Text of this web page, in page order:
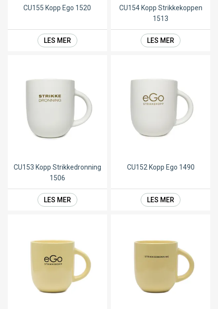
CU155 Kopp Ego 1520
LES MER
CU154 Kopp Strikkekoppen
1513
LES MER
CU153 Kopp Strikkedronning
1506
LES MER
CU152 Kopp Ego 1490
LES MER